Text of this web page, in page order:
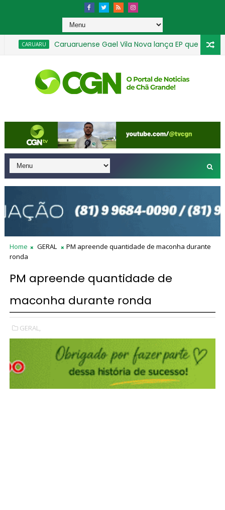
CARUARU Caruaruense Gael Vila Nova lança EP que celebra
Home GERAL
PM apreende quantidade de maconha durante
ronda
PM apreende quantidade de
maconha durante ronda
GERAL,